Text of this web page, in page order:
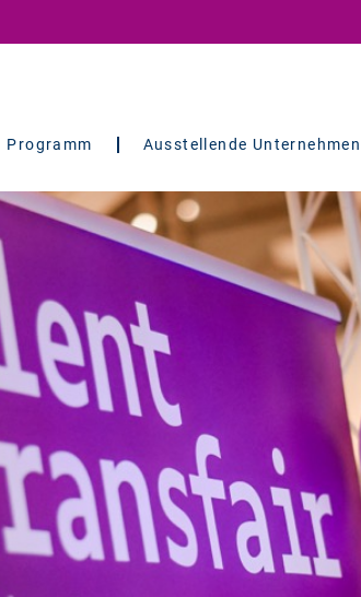
Programm Ausstellende Unternehmen